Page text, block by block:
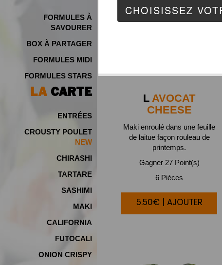
FORMULES À
SAVOURER
BOX À PARTAGER
FORMULES MIDI
FORMULES STARS
LA CARTE
ENTRÉES
CROUSTY POULET
NEW
CHIRASHI
TARTARE
SASHIMI
MAKI
CALIFORNIA
FUTOCALI
ONION CRISPY
L AVOCAT
CHEESE
Maki enroulé dans une feuille
de laitue façon rouleau de
printemps.
Gagner 27 Point(s)
6 Pièces
5.50€ | AJOUTER